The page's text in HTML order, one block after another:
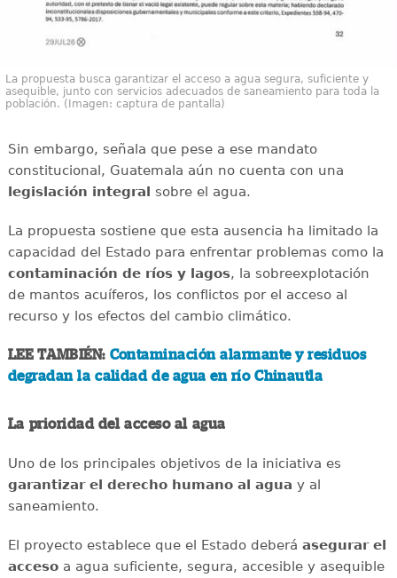
La propuesta busca garantizar el acceso a agua segura, suficiente y
asequible, junto con servicios adecuados de saneamiento para toda la
población. (Imagen: captura de pantalla)
Sin embargo, señala que pese a ese mandato
constitucional, Guatemala aún no cuenta con una
legislación integral sobre el agua.
La propuesta sostiene que esta ausencia ha limitado la
capacidad del Estado para enfrentar problemas como la
contaminación de ríos y lagos, la sobreexplotación
de mantos acuíferos, los conflictos por el acceso al
recurso y los efectos del cambio climático.
LEE TAMBIÉN: Contaminación alarmante y residuos
degradan la calidad de agua en río Chinautla
La prioridad del acceso al agua
Uno de los principales objetivos de la iniciativa es
garantizar el derecho humano al agua y al
saneamiento.
El proyecto establece que el Estado deberá asegurar el
accesoa agua suficiente, segura, accesible y asequible